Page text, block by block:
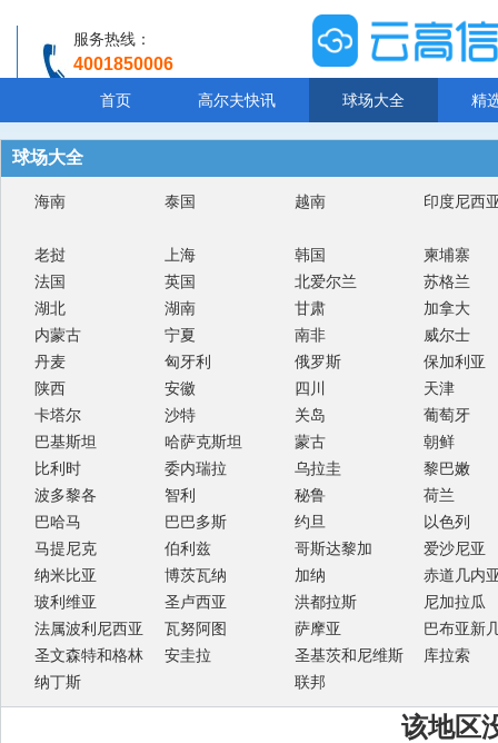
服务热线：
4001850006
首页 高尔夫快讯 球场大全 精
球场大全
海南 泰国 越南 印度尼西
老挝 上海 韩国
柬埔寨
法国
英国 北爱尔兰
苏格兰
湖北
湖南 甘肃
加拿大
内蒙古
宁夏 南非
威尔士
丹麦
匈牙利 俄罗斯
保加利亚
陕西
安徽 四川
天津
卡塔尔
沙特 关岛
葡萄牙
巴基斯坦
哈萨克斯坦 蒙古
朝鲜
比利时
委内瑞拉 乌拉圭
黎巴嫩
波多黎各
智利 秘鲁
荷兰
巴哈马
巴巴多斯 约旦
以色列
马提尼克
伯利兹 哥斯达黎加
爱沙尼亚
纳米比亚
博茨瓦纳 加纳
赤道几内
玻利维亚
圣卢西亚 洪都拉斯
尼加拉瓜
法属波利尼西亚
瓦努阿图 萨摩亚
巴布亚新
圣文森特和格林
纳丁斯
安圭拉
圣基茨和尼维斯
联邦
库拉索
该地区